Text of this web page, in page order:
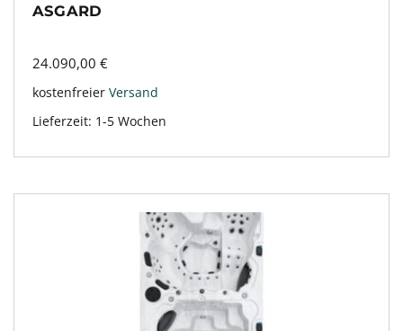
ASGARD
24.090,00 €
kostenfreier Versand
Lieferzeit: 1-5 Wochen